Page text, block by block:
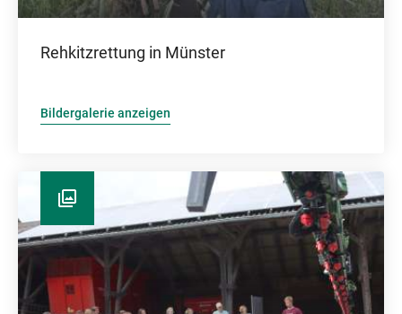
Rehkitzrettung in Münster
Bildergalerie anzeigen